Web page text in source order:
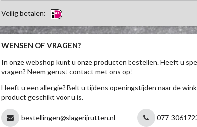
Veilig betalen:
WENSEN OF VRAGEN?
In onze webshop kunt u onze producten bestellen. Heeft u
vragen? Neem gerust contact met ons op!
Heeft u een allergie? Belt u tijdens openingstijden naar de
product geschikt voor u is.
bestellingen@slagerijrutten.nl 077-